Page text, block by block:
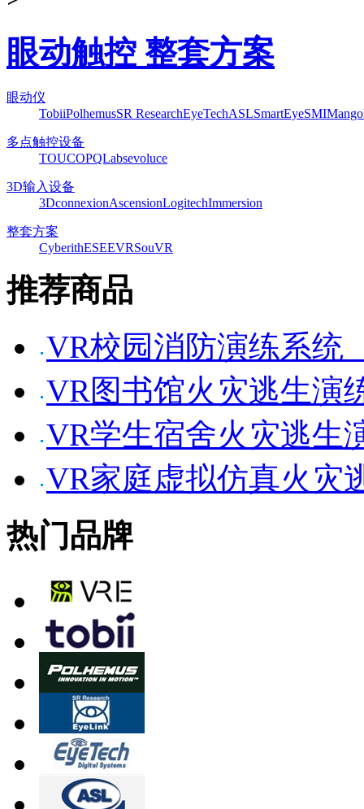
眼动触控 整套方案
眼动仪
TobiiPolhemusSR ResearchEyeTechASLSmartEyeSMI
多点触控设备
TOUCOPQLabsevoluce
3D输入设备
3DconnexionAscensionLogitechImmersion
整套方案
CyberithESEEVRSouVR
推荐商品
VR校园消防演练系统
VR图书馆火灾逃生演
VR学生宿舍火灾逃生
VR家庭虚拟仿真火灾
热门品牌